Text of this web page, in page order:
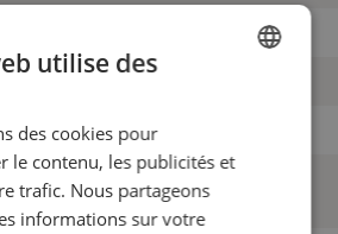
12m
1.6
utilise des
des cookies pour
le contenu, les publicités et
trafic. Nous partageons
informations sur votre